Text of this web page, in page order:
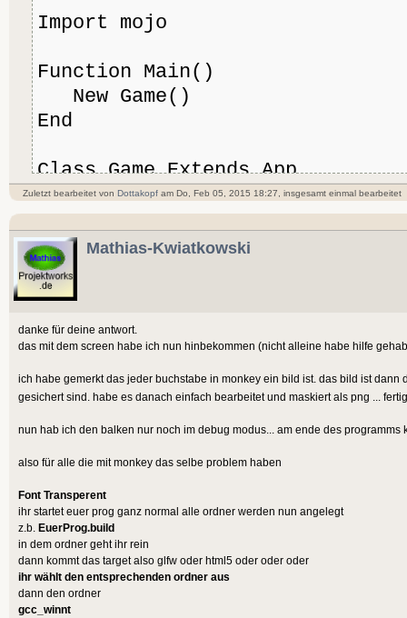
Import mojo
Function Main()
New Game()
End
Class Game Extends App
'summary:The OnCreate
has been initialized and the
successfully created.
Method OnCreate()
'Set how many times per
SetUpdateRate(60)
End
'summary: This method is
when the application's update
Method OnUpdate()
End
Zuletzt bearbeitet von Dottakopfam Do, Feb 05, 2015 18:27, insgesamt einmal bearbeitet
Mathias-Kwiatkowski
danke für deine antwort.
das mit dem screen habe ich nun hinbekommen (nicht alleine habe hilfe
ich habe gemerkt das jeder buchstabe in monkey ein bild ist. das bild ist
gesichert sind. habe es danach einfach bearbeitet und maskiert als png ...
nun hab ich den balken nur noch im debug modus... am ende des
also für alle die mit monkey das selbe problem haben
Font Transperent
ihr startet euer prog ganz normal alle ordner werden nun angelegt
z.b. EuerProg.build
in dem ordner geht ihr rein
dann kommt das target also glfw oder html5 oder oder oder
ihr wählt den entsprechenden ordner aus
dann den ordner
gcc_winnt